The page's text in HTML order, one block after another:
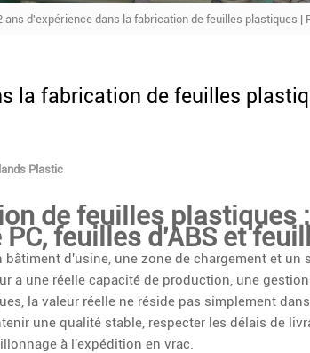
ans d'expérience dans la fabrication de feuilles plastiques |
la fabrication de feuilles
Plastic
de feuilles
feuilles d'ABS et
d'usine, une zone de chargement et
a une réelle capacité de production, une
la valeur réelle ne réside pas simplement
une qualité stable, respecter les délais de
à l'expédition en vrac.